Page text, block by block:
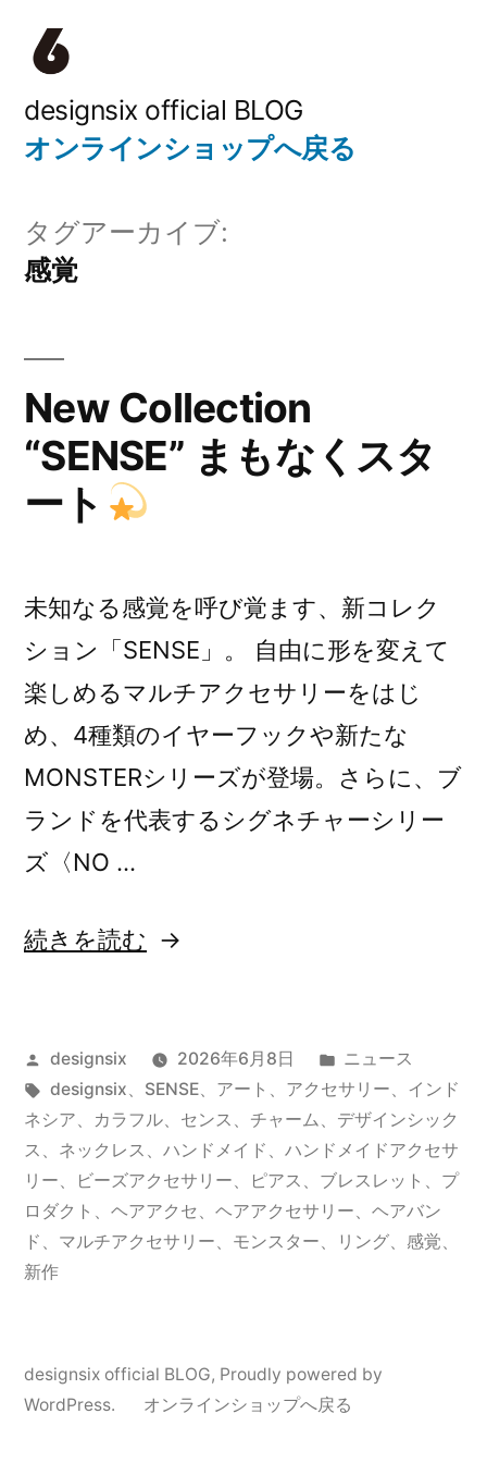
designsix official BLOG
オンラインショップへ戻る
タグアーカイブ:
感覚
New Collection
“SENSE” まもなくスタ
ート
未知なる感覚を呼び覚ます、新コレク
ション「SENSE」。 自由に形を変えて
楽しめるマルチアクセサリーをはじ
め、4種類のイヤーフックや新たな
MONSTERシリーズが登場。さらに、ブ
ランドを代表するシグネチャーシリー
ズ〈NO …
“New
ま
も
な
く
ス
タ
ト
続きを読む
投
稿
者:
designsix 2026年6月8日
カ
テ
ゴ
リ
ー:
ニュース
タ
グ:
designsix、 SENSE、 アート 、 アクセサリー、 インド
ネシア、 カラフル、 センス 、 チャーム、 デザインシック
ス 、 ネックレス 、 ハンドメイド 、 ハンドメイドアクセサ
リー、 ビーズアクセサリー、 ピアス 、 ブレスレット 、 プ
ロダクト 、 ヘアアクセ、 ヘアアクセサリー、 ヘアバン
ド 、 マルチアクセサリー、 モンスター、 リング、 感覚、
新作
designsix official BLOG, Proudly powered by
WordPress.
オンラインショップへ戻る